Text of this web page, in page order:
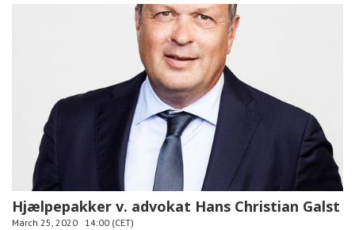
Hjælpepakker v. advokat Hans Christian Galst
March 25, 2020 14:00 (CET)